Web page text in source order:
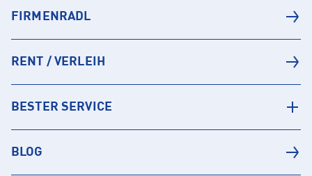
FIRMENRADL
RENT / VERLEIH
BESTER SERVICE
BLOG